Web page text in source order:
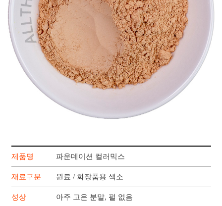
제품명 파운데이션 컬러믹스
재료구분 원료 / 화장품용 색소
성상 아주 고운 분말, 펄 없음